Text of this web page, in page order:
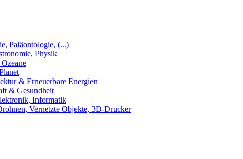
Paläontologie, (...)
Physik
& Erneuerbare Energien
& Gesundheit
Informatik
Vernetzte Objekte, 3D-Drucker